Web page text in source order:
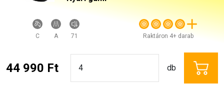
C A 71 Raktáron 4+ darab
44 990 Ft db